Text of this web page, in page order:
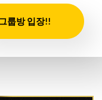
룹방 입장!!